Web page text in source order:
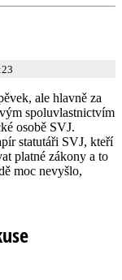
ale hlavně za
spoluvlastnictvím
osobě SVJ.
statutáři SVJ, kteří
platné zákony a to
moc nevyšlo,